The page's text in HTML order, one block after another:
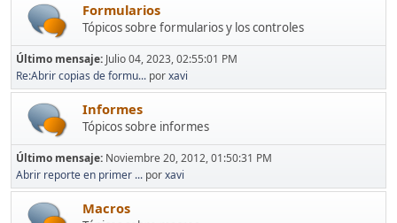
Formularios
Tópicos sobre formularios y los controles
Último mensaje: Julio 04, 2023, 02:55:01 PM
Re:Abrir copias de formu... porxavi
Informes
Tópicos sobre informes
Último mensaje: Noviembre 20, 2012, 01:50:31 PM
Abrir reporte en primer ... porxavi
Macros